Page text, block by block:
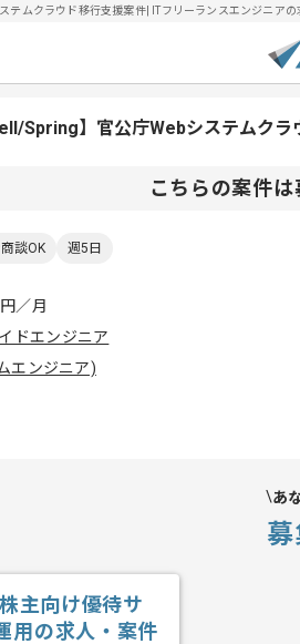
テムクラウド移行支援案件| ITフリーランスエンジニア
Spring】官公庁Webシステムク
こちらの案件
談OK 週5日
円／月
ドエンジニア
エンジニア)
あ
主向け優待サ
用の求人・案件